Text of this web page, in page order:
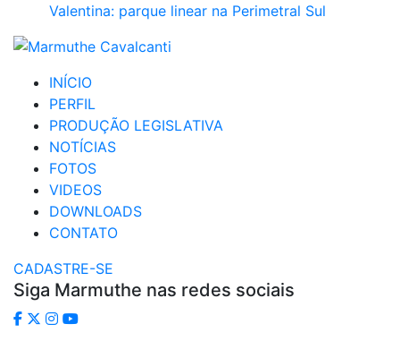
Valentina: parque linear na Perimetral Sul
INÍCIO
PERFIL
PRODUÇÃO LEGISLATIVA
NOTÍCIAS
FOTOS
VIDEOS
DOWNLOADS
CONTATO
CADASTRE-SE
Siga Marmuthe nas redes sociais